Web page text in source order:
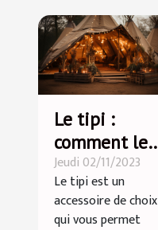
Le tipi :
comment le
choisir ?
Jeudi 02/11/2023
Le tipi est un
accessoire de choix
qui vous permet